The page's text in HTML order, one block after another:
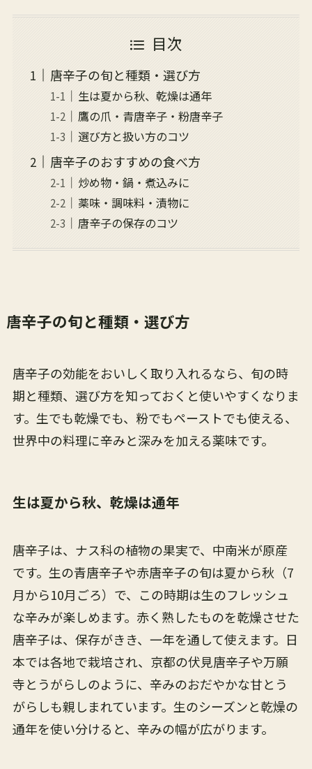
目次
唐辛子の旬と種類・選び方
生は夏から秋、乾燥は通年
鷹の爪・青唐辛子・粉唐辛子
選び方と扱い方のコツ
唐辛子のおすすめの食べ方
炒め物・鍋・煮込みに
薬味・調味料・漬物に
唐辛子の保存のコツ
唐辛子の旬と種類・選び方
唐辛子の効能をおいしく取り入れるなら、旬の時
期と種類、選び方を知っておくと使いやすくなりま
す。生でも乾燥でも、粉でもペーストでも使える、
世界中の料理に辛みと深みを加える薬味です。
生は夏から秋、乾燥は通年
唐辛子は、ナス科の植物の果実で、中南米が原産
です。生の青唐辛子や赤唐辛子の旬は夏から秋（7
月から10月ごろ）で、この時期は生のフレッシュ
な辛みが楽しめます。赤く熟したものを乾燥させた
唐辛子は、保存がきき、一年を通して使えます。日
本では各地で栽培され、京都の伏見唐辛子や万願
寺とうがらしのように、辛みのおだやかな甘とう
がらしも親しまれています。生のシーズンと乾燥の
通年を使い分けると、辛みの幅が広がります。